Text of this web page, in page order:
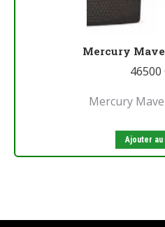
Mercury
46500
Mercury
Ajouter au